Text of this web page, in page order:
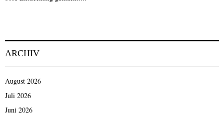
ARCHIV
August 2026
Juli 2026
Juni 2026